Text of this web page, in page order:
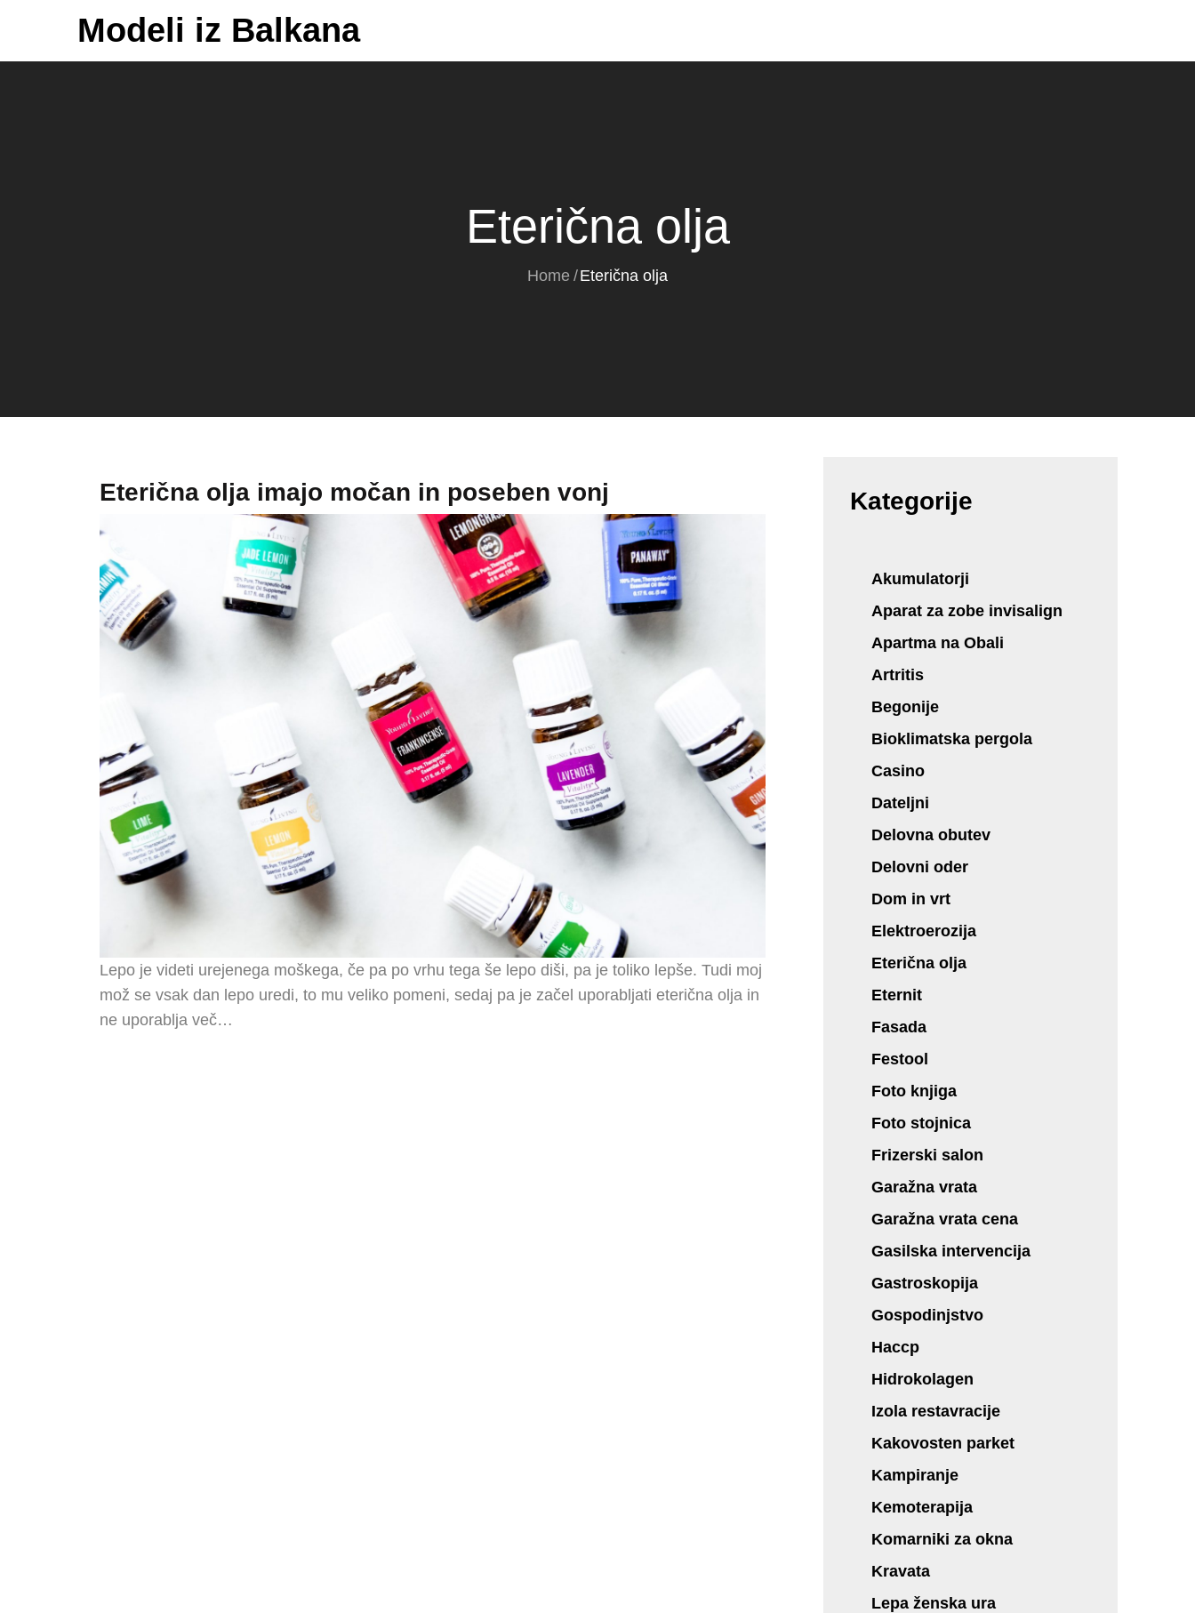
content
Modeli iz Balkana
Eterična olja
Home Eterična olja
Eterična olja imajo močan in poseben vonj
Lepo je videti urejenega moškega, če pa po vrhu tega še lepo diši, pa je toliko lepše. Tudi moj
mož se vsak dan lepo uredi, to mu veliko pomeni, sedaj pa je začel uporabljati eterična olja in
ne uporablja več…
Kategorije
Akumulatorji
Aparat za zobe invisalign
Apartma na Obali
Artritis
Begonije
Bioklimatska pergola
Casino
Dateljni
Delovna obutev
Delovni oder
Dom in vrt
Elektroerozija
Eterična olja
Eternit
Fasada
Festool
Foto knjiga
Foto stojnica
Frizerski salon
Garažna vrata
Garažna vrata cena
Gasilska intervencija
Gastroskopija
Gospodinjstvo
Haccp
Hidrokolagen
Izola restavracije
Kakovosten parket
Kampiranje
Kemoterapija
Komarniki za okna
Kravata
Lepa ženska ura